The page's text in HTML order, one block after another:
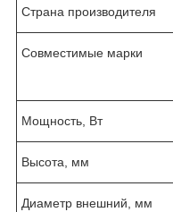
Страна производителя
Совместимые марки
Мощность, Вт
Высота, мм
Диаметр внешний, мм